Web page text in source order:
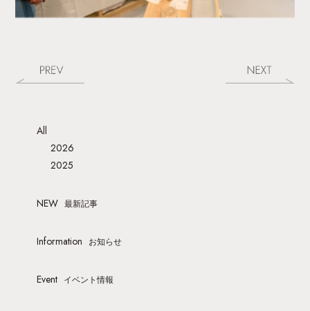
All
2026
2025
NEW 最新記事
Information お知らせ
Event イベント情報